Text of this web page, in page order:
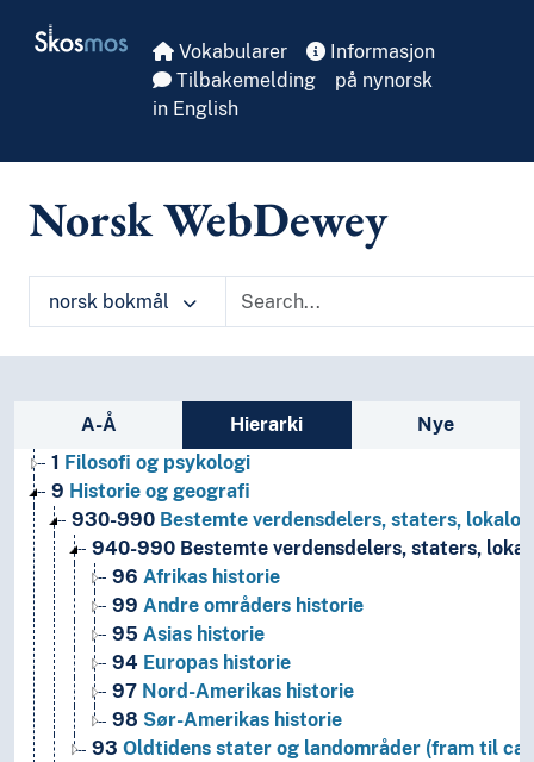
Skosmos Vokabularer
Informasjon
Tilbakemelding
på nynorsk
in English
Norsk WebDewey
norsk bokmål
Sidefelt: navigér i vokabularet på ulike
A-Å Hierarki
Nye
1 Filosofi og psykologi
9 Historie og geografi
930-990 Bestemte verdensdelers, staters,
940-990 Bestemte verdensdelers, staters,
96 Afrikas historie
99 Andre områders historie
95 Asias historie
94 Europas historie
97 Nord-Amerikas historie
98 Sør-Amerikas historie
93 Oldtidens stater og landområder (fram til